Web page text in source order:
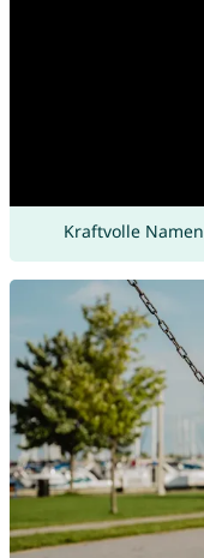
Kraftvolle